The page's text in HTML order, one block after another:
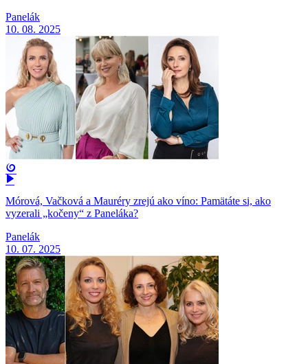
Panelák
10. 08. 2025
Mórová, Vačková a Mauréry zrejú ako víno: Pamätáte si, ako
vyzerali „kočeny“ z Paneláka?
Panelák
10. 07. 2025